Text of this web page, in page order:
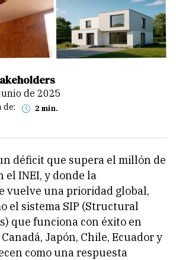
junio de 2025
de: 2 min.
déficit que supera el millón de
el INEI, y donde la
vuelve una prioridad global,
el sistema SIP (Structural
que funciona con éxito en
Japón, Chile, Ecuador y
como una respuesta